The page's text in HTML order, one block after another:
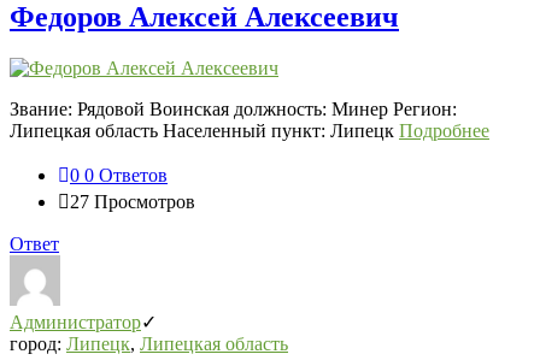
Федоров Алексей Алексеевич
Звание: Рядовой Воинская должность: Минер Регион:
Липецкая область Населенный пункт: Липецк Подробнее
0 0 Ответов
27 Просмотров
Ответ
Администратор
город: Липецк, Липецкая область